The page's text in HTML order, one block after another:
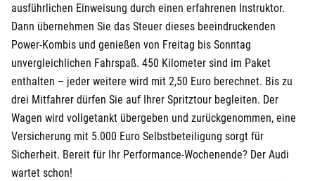
ausführlichen Einweisung durch einen erfahrenen Instruktor.
Dann übernehmen Sie das Steuer dieses beeindruckenden
Power-Kombis und genießen von Freitag bis Sonntag
unvergleichlichen Fahrspaß. 450 Kilometer sind im Paket
enthalten – jeder weitere wird mit 2,50 Euro berechnet. Bis zu
drei Mitfahrer dürfen Sie auf Ihrer Spritztour begleiten. Der
Wagen wird vollgetankt übergeben und zurückgenommen, eine
Versicherung mit 5.000 Euro Selbstbeteiligung sorgt für
Sicherheit. Bereit für Ihr Performance-Wochenende? Der Audi
wartet schon!